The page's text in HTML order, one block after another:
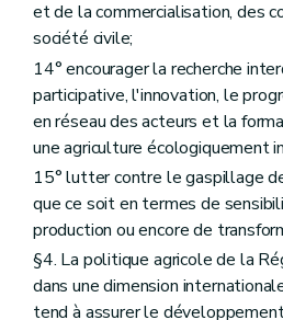
Chapitre Ier
Les
Art. D134
Chapitre II La coexistence des cultures génétiquement
Section 1 re
Objet et
Art. D135
Art. D136
Section 2 Champ
Art. D137
Section 3 Mise en culture, notifications
Sous-section 1re
Art. D138
Sous-section 2
Art. D139
Sous-section 3 La
Art. D140
et de la commercialisation, des
société civile;
14° encourager la recherche
participative, l'innovation, le
en réseau des acteurs et la
une agriculture écologiquement
15° lutter contre le gaspillage
que ce soit en termes de
production ou encore de
§4. La politique agricole de la
dans une dimension
tend à assurer le